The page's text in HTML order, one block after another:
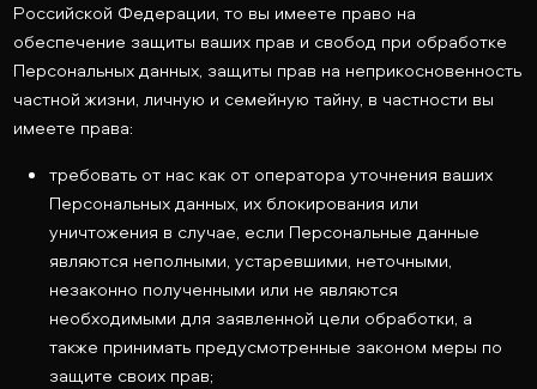
Российской Федерации, то вы имеете право на
обеспечение защиты ваших прав и свобод при обработке
Персональных данных, защиты прав на неприкосновенность
частной жизни, личную и семейную тайну, в частности вы
имеете права:
требовать от нас как от оператора уточнения ваших
Персональных данных, их блокирования или
уничтожения в случае, если Персональные данные
являются неполными, устаревшими, неточными,
незаконно полученными или не являются
необходимыми для заявленной цели обработки, а
также принимать предусмотренные законом меры по
защите своих прав;